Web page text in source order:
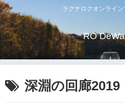
ラグナロクオンライン
RO
深淵の回廊2019